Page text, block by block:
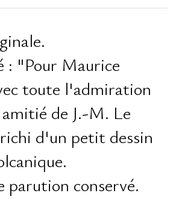
: "Pour Maurice
toute l'admiration
de J.-M. Le
d'un petit dessin
parution conservé.